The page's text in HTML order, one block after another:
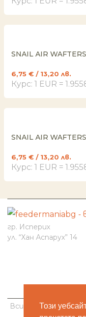
SNAIL AIR
6,75 € / 13,20 лв.
Курс: 1 EUR =
SNAIL AIR
6,75 € / 13,20 лв.
Курс: 1 EUR =
гр. Исперих
ул. “Хан Аспарух” 14
Всички права
Този